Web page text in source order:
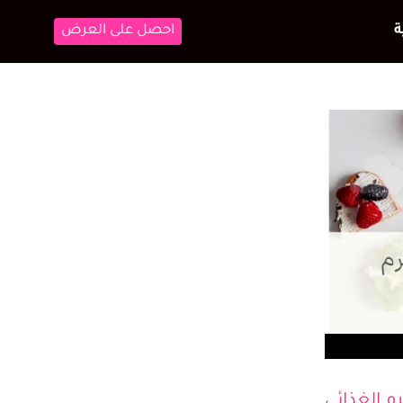
تعلم ولعب
احصل على العرض